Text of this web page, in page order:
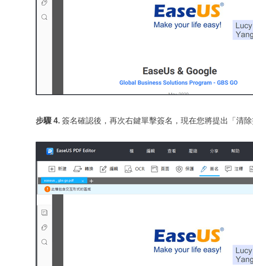
步驟 4. 簽名確認後，再次右鍵單擊簽名，現在您將提出「清